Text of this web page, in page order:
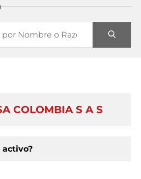
COLOMBIA S A S
activo?